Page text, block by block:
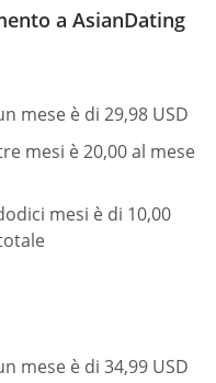
a AsianDating
mese è di 29,98 USD
mesi è 20,00 al mese
mesi è di 10,00
mese è di 34,99 USD